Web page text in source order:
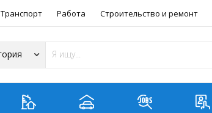
Транспорт Работа Строительство и ремонт